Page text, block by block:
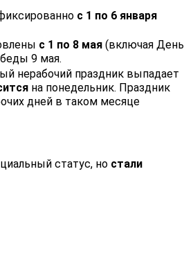
с 1 по 6 января
с 1 по 8 мая (включая День
9 мая.
нерабочий праздник выпадает
на понедельник. Праздник
дней в таком месяце
статус, но стали